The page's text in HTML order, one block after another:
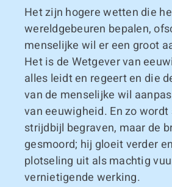
Het zijn hogere wetten die
wereldgebeuren bepalen,
menselijke wil er een groot
Het is de Wetgever van
alles leidt en regeert en die
van de menselijke wil
van eeuwigheid. En zo
strijdbijl begraven, maar de
gesmoord; hij gloeit verder
plotseling uit als machtig
vernietigende werking.